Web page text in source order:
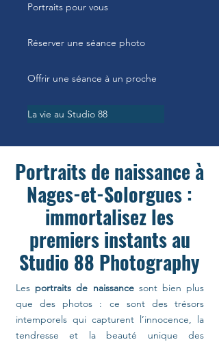
Portraits pour vous
Réserver une séance photo
Offrir une séance à un proche
La vie au Studio 88
Portraits de naissance à
Nages-et-Solorgues :
immortalisez les
premiers instants au
Studio 88 Photography
Les portraits de naissancesont bien plus
que des photos : ce sont des trésors
intemporels qui capturent l’innocence, la
tendresse et la beauté unique des